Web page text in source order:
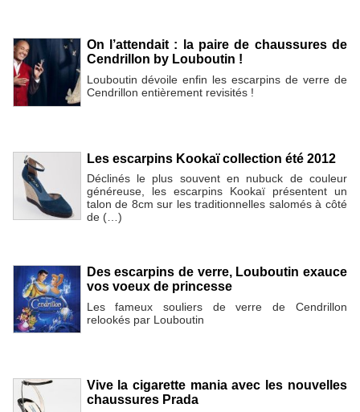
On l’attendait : la paire de chaussures de
Cendrillon by Louboutin !
Louboutin dévoile enfin les escarpins de verre de
Cendrillon entièrement revisités !
Les escarpins Kookaï collection été 2012
Déclinés le plus souvent en nubuck de couleur
généreuse, les escarpins Kookaï présentent un
talon de 8cm sur les traditionnelles salomés à côté
de (…)
Des escarpins de verre, Louboutin exauce
vos voeux de princesse
Les fameux souliers de verre de Cendrillon
relookés par Louboutin
Vive la cigarette mania avec les nouvelles
chaussures Prada